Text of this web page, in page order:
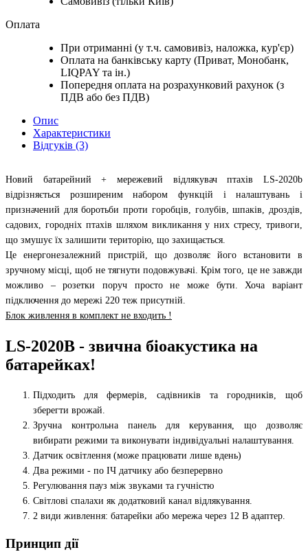
Оплата
При отриманні (у т.ч. самовивіз, наложка, кур'єр)
Оплата на банківську карту (Приват, Монобанк,
LIQPAY та ін.)
Попередня оплата на розрахунковий рахунок (з
ПДВ або без ПДВ)
Опис
Характеристики
Відгуків (3)
Новий батарейний + мережевий відлякувач птахів LS-2020b
відрізняється розширеним набором функцій і налаштувань і
призначений для боротьби проти горобців, голубів, шпаків, дроздів,
садових, городніх птахів шляхом викликання у них стресу, тривоги,
що змушує їх залишити територію, що захищається.
Це енергонезалежний пристрій, що дозволяє його встановити в
зручному місці, щоб не тягнути подовжувачі. Крім того, це не завжди
можливо – розетки поруч просто не може бути. Хоча варіант
підключення до мережі 220 теж присутній.
Блок живлення в комплект не входить !
LS-2020B - звична біоакустика на
батарейках!
Підходить для фермерів, садівників та городників, щоб
зберегти врожай.
Зручна контрольна панель для керування, що дозволяє
вибирати режими та виконувати індивідуальні налаштування.
Датчик освітлення (може працювати лише вдень)
Два режими - по ІЧ датчику або безперервно
Регулювання пауз між звуками та гучністю
Світлові спалахи як додатковий канал відлякування.
2 види живлення: батарейки або мережа через 12 В адаптер.
Принцип дії